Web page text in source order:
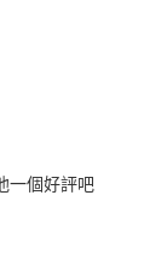
一個好評吧